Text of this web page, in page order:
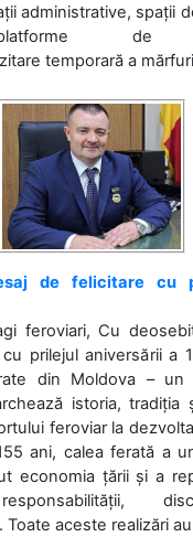
administrative, spații
de
temporară a
de felicitare cu
feroviari, Cu
prilejul aniversării a
din Moldova – un
istoria, tradiția
feroviar la
ani, calea ferată a
economia țării și a
Toate aceste realizări